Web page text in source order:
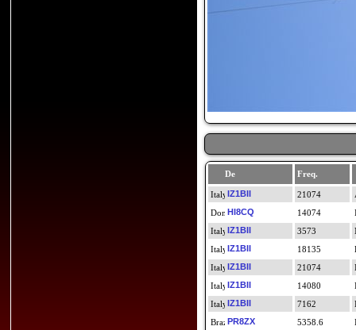
De Freq.
IZ1BII
21074
HI8CQ
14074
IZ1BII
3573
IZ1BII
18135
IZ1BII
21074
IZ1BII
14080
IZ1BII
7162
PR8ZX
5358.6